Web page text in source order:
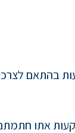
בהתאם
אתו